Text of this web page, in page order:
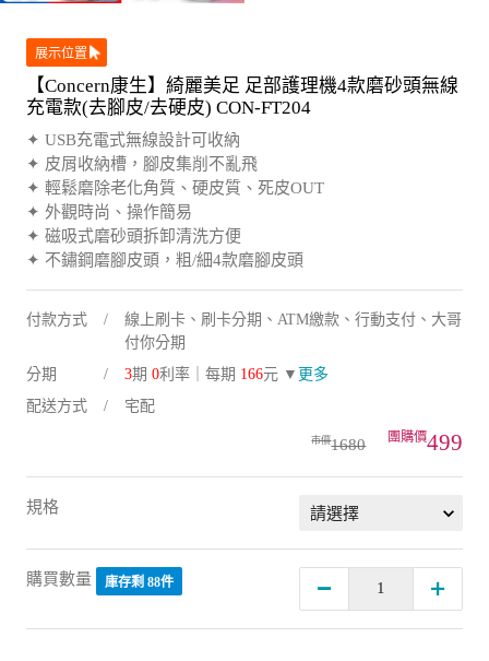
展示位置
【Concern康生】綺麗美足 足部護理機4款磨砂頭無線
充電款(去腳皮/去硬皮) CON-FT204
✦ USB充電式無線設計可收納
✦ 皮屑收納槽，腳皮集削不亂飛
✦ 輕鬆磨除老化角質、硬皮質、死皮OUT
✦ 外觀時尚、操作簡易
✦ 磁吸式磨砂頭拆卸清洗方便
✦ 不鏽鋼磨腳皮頭，粗/細4款磨腳皮頭
付款方式
線上刷卡、刷卡分期、ATM繳款、行動支付、大哥
付你分期
分期
3期 0利率｜每期 166元 ▼ 更多
配送方式
宅配
1680 499
規格
購買數量 庫存剩 88件